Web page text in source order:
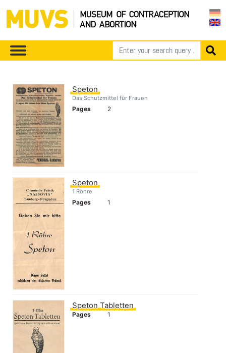
Speton
Das Schutzmittel für Frauen
Pages 2
Speton
1 Röhre
Pages 1
Speton Tabletten
Pages 1